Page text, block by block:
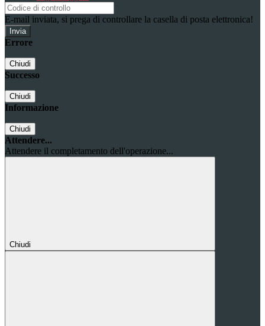
E-mail inviata, si prega di controllare la casella di posta elettronica!
Errore
Chiudi
Successo
Chiudi
Informazione
Chiudi
Attendere...
Attendere il completamento dell'operazione...
Chiudi